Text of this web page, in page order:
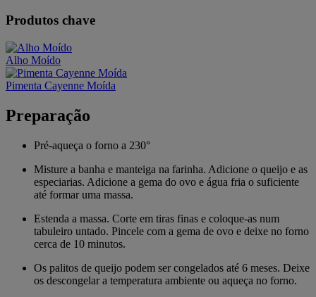
Produtos chave
Alho Moído
Pimenta Cayenne Moída
Preparação
Pré-aqueça o forno a 230°
Misture a banha e manteiga na farinha. Adicione o queijo e as
especiarias. Adicione a gema do ovo e água fria o suficiente
até formar uma massa.
Estenda a massa. Corte em tiras finas e coloque-as num
tabuleiro untado. Pincele com a gema de ovo e deixe no forno
cerca de 10 minutos.
Os palitos de queijo podem ser congelados até 6 meses. Deixe
os descongelar a temperatura ambiente ou aqueça no forno.